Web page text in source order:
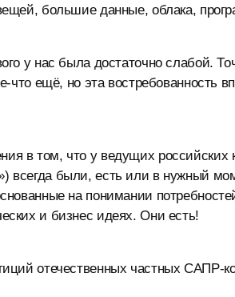
большие данные, облака,
у нас была достаточно слабой.
что ещё, но эта востребованность
в том, что у ведущих российских
всегда были, есть или в нужный
на понимании
и бизнес идеях. Они есть!
отечественных частных САПР-